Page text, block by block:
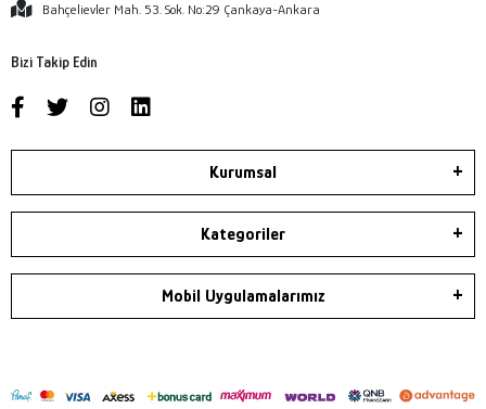
Bahçelievler Mah. 53. Sok. No:29 Çankaya-Ankara
Bizi Takip Edin
Kurumsal
Kategoriler
Mobil Uygulamalarımız